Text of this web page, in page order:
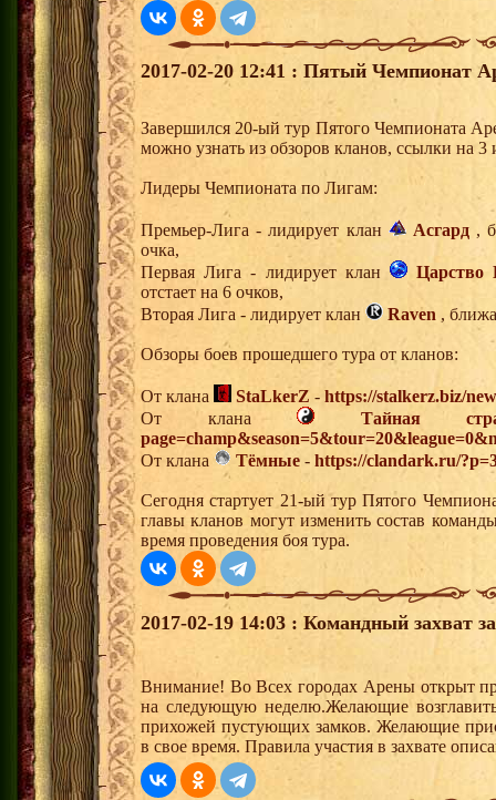
2017-02-20 12:41 : Пятый Чемпионат
Завершился 20-ый тур Пятого Чемпионата
можно узнать из обзоров кланов, ссылки на
Лидеры Чемпионата по Лигам:
Премьер-Лига - лидирует клан Асгард,
очка,
Первая Лига - лидирует клан
Царство
отстает на 6 очков,
Вторая Лига - лидирует клан
Raven ,
Обзоры боев прошедшего тура от кланов:
От клана StaLkerZ - https://stalkerz.biz/
От клана
Тайная
От клана
Тёмные - https://clandark.ru/
Сегодня стартует 21-ый тур Пятого
главы кланов могут изменить состав
время проведения боя тура.
2017-02-19 14:03 : Командный захват
Внимание! Во Всех городах Арены открыт
на следующую неделю.Желающие
прихожей пустующих замков. Желающие
в свое время. Правила участия в захвате